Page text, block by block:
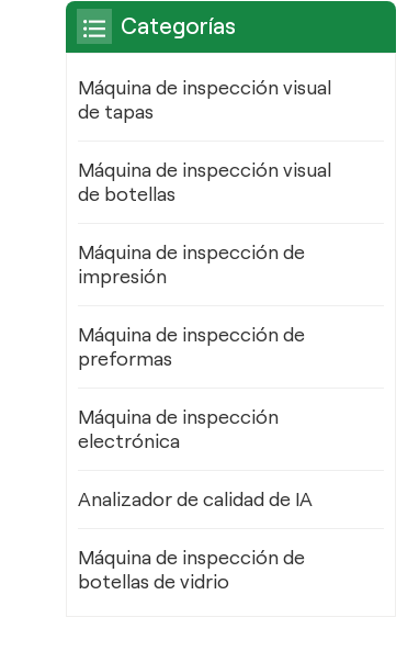
Categorías
Máquina de inspección visual
de tapas
Máquina de inspección visual
de botellas
Máquina de inspección de
impresión
Máquina de inspección de
preformas
Máquina de inspección
electrónica
Analizador de calidad de IA
Máquina de inspección de
botellas de vidrio